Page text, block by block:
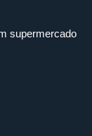
supermercado